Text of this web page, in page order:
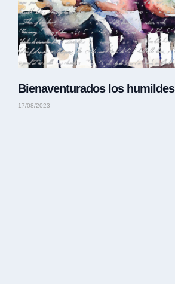
Bienaventurados los humildes
17/08/2023